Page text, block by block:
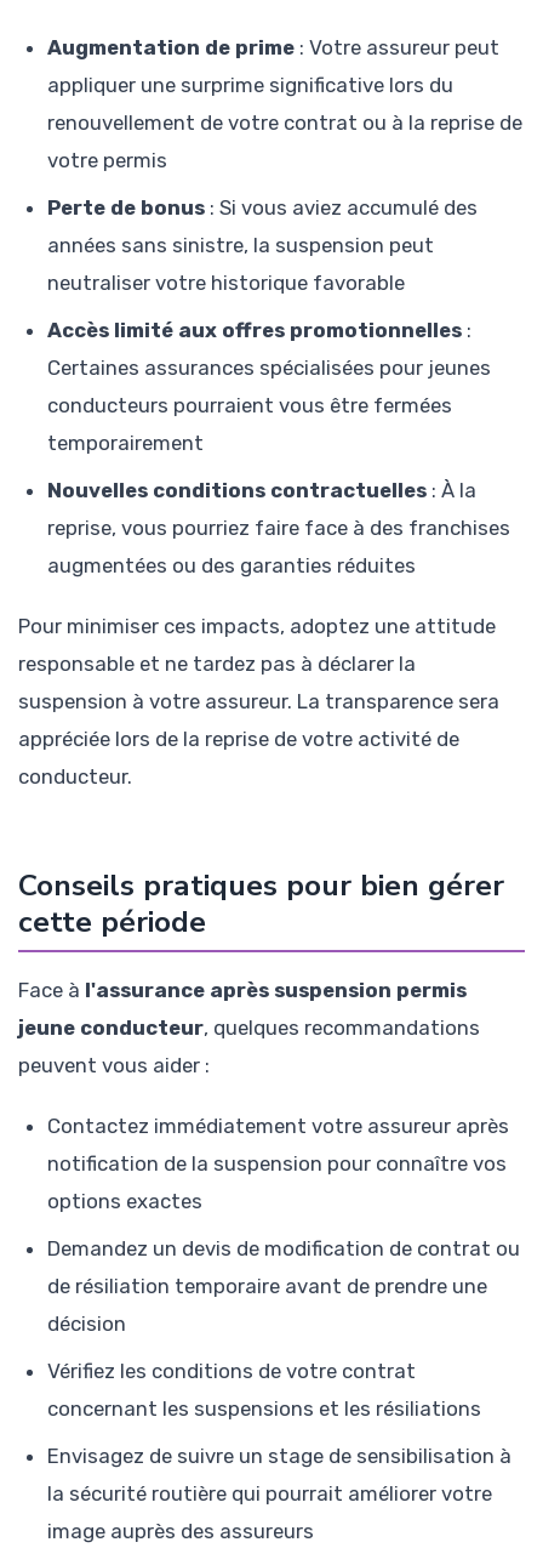
Augmentation de prime : Votre assureur peut
appliquer une surprime significative lors du
renouvellement de votre contrat ou à la reprise de
votre permis
Perte de bonus : Si vous aviez accumulé des
années sans sinistre, la suspension peut
neutraliser votre historique favorable
Accès limité aux offres promotionnelles :
Certaines assurances spécialisées pour jeunes
conducteurs pourraient vous être fermées
temporairement
Nouvelles conditions contractuelles : À la
reprise, vous pourriez faire face à des franchises
augmentées ou des garanties réduites
Pour minimiser ces impacts, adoptez une attitude
responsable et ne tardez pas à déclarer la
suspension à votre assureur. La transparence sera
appréciée lors de la reprise de votre activité de
conducteur.
Conseils pratiques pour bien gérer
cette période
Face à l'assurance après suspension permis
jeune conducteur, quelques recommandations
peuvent vous aider :
Contactez immédiatement votre assureur après
notification de la suspension pour connaître vos
options exactes
Demandez un devis de modification de contrat ou
de résiliation temporaire avant de prendre une
décision
Vérifiez les conditions de votre contrat
concernant les suspensions et les résiliations
Envisagez de suivre un stage de sensibilisation à
la sécurité routière qui pourrait améliorer votre
image auprès des assureurs